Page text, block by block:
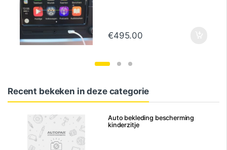
€495.00
Recent bekeken in deze categorie
Auto bekleding bescherming
kinderzitje